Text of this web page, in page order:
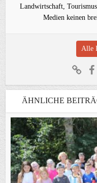
Landwirtschaft,
Medien keinen
Alle
ÄHNLICHE